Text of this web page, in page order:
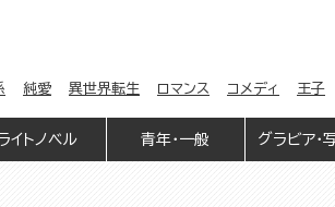
純愛 異世界転生 ロマンス コメディ 王子
イトノベル 青年・一般 グラビア・